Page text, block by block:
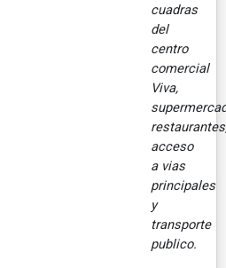
cuadras
del
centro
comercial
Viva,
acceso
a vias
principales
y
transporte
publico.